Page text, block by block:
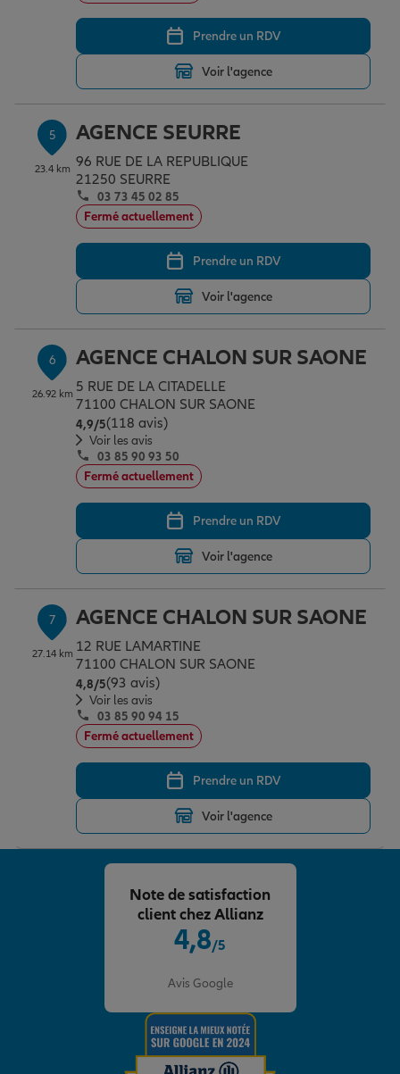
Prendre un RDV
Voir l'agence
5
23.4 km
AGENCE SEURRE
96 RUE DE LA REPUBLIQUE
21250 SEURRE
03 73 45 02 85
Fermé actuellement
Prendre un RDV
Voir l'agence
6
26.92 km
AGENCE CHALON SUR SAONE
5 RUE DE LA CITADELLE
71100 CHALON SUR SAONE
4,9/5Note de 4.9 sur 5
(118 avis)
Voir les avis
03 85 90 93 50
Fermé actuellement
Prendre un RDV
Voir l'agence
7
27.14 km
AGENCE CHALON SUR SAONE
12 RUE LAMARTINE
71100 CHALON SUR SAONE
4,8/5Note de 4.8 sur 5
(93 avis)
Voir les avis
03 85 90 94 15
Fermé actuellement
Prendre un RDV
Voir l'agence
4,8/5
Avis Google
Note de satisfaction
client chez Allianz